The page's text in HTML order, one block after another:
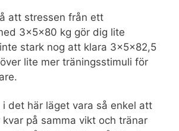
att stressen från ett
3x5x80 kg gör dig lite
stark nog att klara 3x5x82,5
lite mer träningsstimuli för
i det här läget vara så enkel att
på samma vikt och tränar